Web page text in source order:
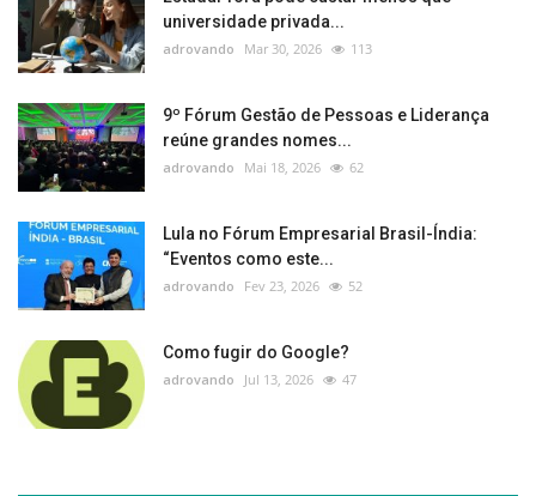
universidade privada...
adrovando Mar 30, 2026 113
9º Fórum Gestão de Pessoas e Liderança
reúne grandes nomes...
adrovando Mai 18, 2026 62
Lula no Fórum Empresarial Brasil-Índia:
“Eventos como este...
adrovando Fev 23, 2026 52
Como fugir do Google?
adrovando Jul 13, 2026 47